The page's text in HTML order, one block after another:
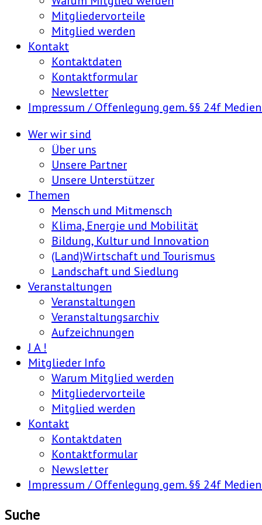
Mitgliedervorteile
Mitglied werden
Kontakt
Kontaktdaten
Kontaktformular
Newsletter
Impressum / Offenlegung gem. §§ 24f
Wer wir sind
Über uns
Unsere Partner
Unsere Unterstützer
Themen
Mensch und Mitmensch
Klima, Energie und Mobilität
Bildung, Kultur und Innovation
(Land)Wirtschaft und Tourismus
Landschaft und Siedlung
Veranstaltungen
Veranstaltungen
Veranstaltungsarchiv
Aufzeichnungen
J A !
Mitglieder Info
Warum Mitglied werden
Mitgliedervorteile
Mitglied werden
Kontakt
Kontaktdaten
Kontaktformular
Newsletter
Impressum / Offenlegung gem. §§ 24f
Suche